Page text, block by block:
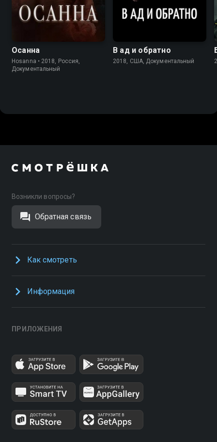
Осанна
Hosanna • 2018, Россия,
Документальный
В ад и обратно
2018, США, Документальный
Возникли вопросы?
Обратная связь
Как смотреть
Информация
ПРИЛОЖЕНИЯ